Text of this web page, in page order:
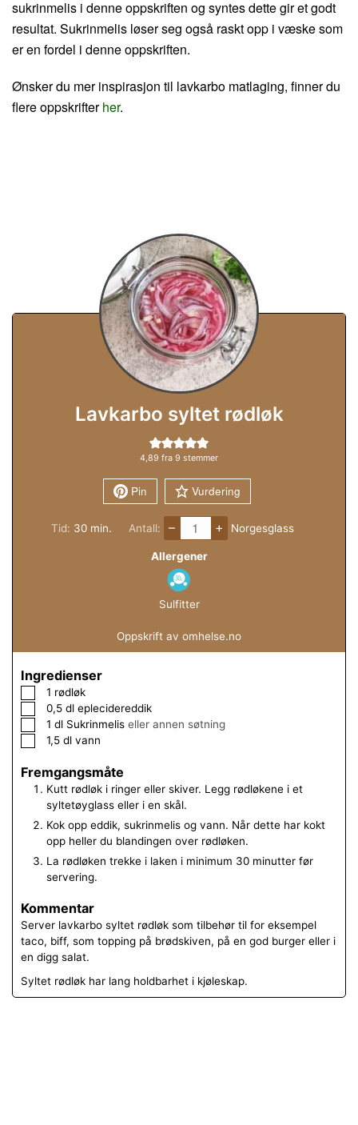
sukrinmelis i denne oppskriften og syntes dette gir et godt
resultat. Sukrinmelis løser seg også raskt opp i væske som
er en fordel i denne oppskriften.
Ønsker du mer inspirasjon til lavkarbo matlaging, finner du
flere oppskrifterher.
Lavkarbo syltet rødløk
4,89 fra 9 stemmer
Pin Vurdering
Tid: 30minutter
min. Antall: – + Norgesglass
Allergener
Sulfitter
Oppskrift av omhelse.no
Ingredienser
▢
1 rødløk
▢
0,5 dl eplecidereddik
▢
1 dl Sukrinmelis eller annen søtning
▢
1,5 dl vann
Fremgangsmåte
Kutt rødløk i ringer eller skiver. Legg rødløkene i et
syltetøyglass eller i en skål.
Kok opp eddik, sukrinmelis og vann. Når dette har kokt
opp heller du blandingen over rødløken.
La rødløken trekke i laken i minimum 30 minutter før
servering.
Kommentar
Server lavkarbo syltet rødløk som tilbehør til for eksempel
taco, biff, som topping på brødskiven, på en god burger eller i
en digg salat.
Syltet rødløk har lang holdbarhet i kjøleskap.